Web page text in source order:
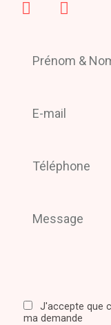
J'accepte que
ma demande